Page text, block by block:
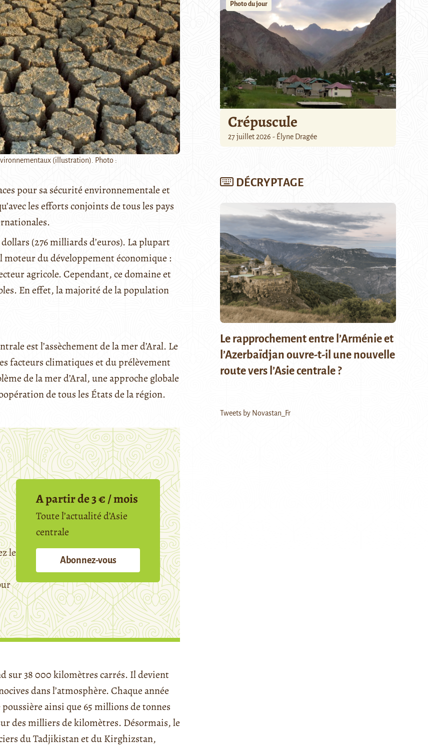
(illustration). Photo :
pour sa sécurité environnementale et
les efforts conjoints de tous les pays
(276 milliards d’euros). La plupart
du développement économique :
agricole. Cependant, ce domaine et
En effet, la majorité de la population
est l’assèchement de la mer d’Aral. Le
facteurs climatiques et du prélèvement
de la mer d’Aral, une approche globale
de tous les États de la région.
le
A partir de 3 € / mois
Toute l’actualité d’Asie
centrale
Abonnez-vous
sur 38 000 kilomètres carrés. Il devient
dans l’atmosphère. Chaque année
ainsi que 65 millions de tonnes
des milliers de kilomètres. Désormais, le
du Tadjikistan et du Kirghizstan,
Photo du jour
Crépuscule
27 juillet 2026 - Élyne Dragée
DÉCRYPTAGE
Le rapprochement entre l’Arménie et
l’Azerbaïdjan ouvre-t-il une nouvelle
route vers l’Asie centrale ?
Tweets by Novastan_Fr